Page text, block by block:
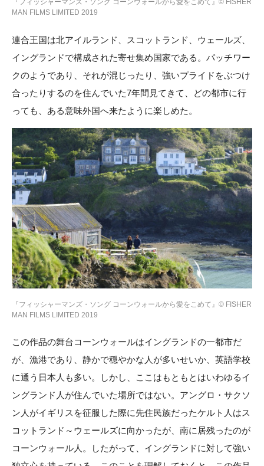
『フィッシャーマンズ・ソング コーンウォールから愛をこめて』© FISHER
MAN FILMS LIMITED 2019
連合王国は北アイルランド、スコットランド、ウェールズ、
イングランドで構成された寄せ集め国家である。パッチワー
クのようであり、それが混じったり、強いプライドをぶつけ
合ったりするのを住んでいた7年間見てきて、どの都市に行
っても、ある意味外国へ来たように楽しめた。
『フィッシャーマンズ・ソング コーンウォールから愛をこめて』© FISHER
MAN FILMS LIMITED 2019
この作品の舞台コーンウォールはイングランドの一都市だ
が、漁港であり、静かで穏やかな人が多いせいか、英語学校
に通う日本人も多い。しかし、ここはもともとはいわゆるイ
ングランド人が住んでいた場所ではない。アングロ・サクソ
ン人がイギリスを征服した際に先住民族だったケルト人はス
コットランド～ウェールズに向かったが、南に居残ったのが
コーンウォール人。したがって、イングランドに対して強い